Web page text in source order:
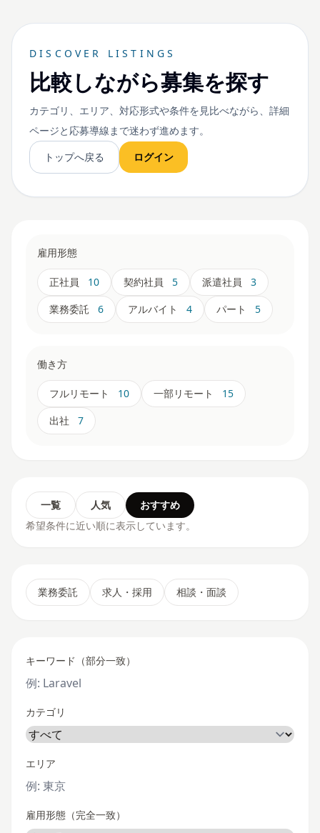
DISCOVER LISTINGS
比較しながら募集を探す
カテゴリ、エリア、対応形式や条件を見比べながら、詳細
ページと応募導線まで迷わず進めます。
トップへ戻る
ログイン
雇用形態
正社員 10 契約社員 5 派遣社員
3
業務委託
6 アルバイト 4 パート 5
働き方
フルリモート 10 一部リモート
15
出社
7
一覧 人気
おすすめ
希望条件に近い順に表示しています。
業務委託 求人・採用 相談・面談
キーワード（部分一致）
カテゴリ
エリア
雇用形態（完全一致）